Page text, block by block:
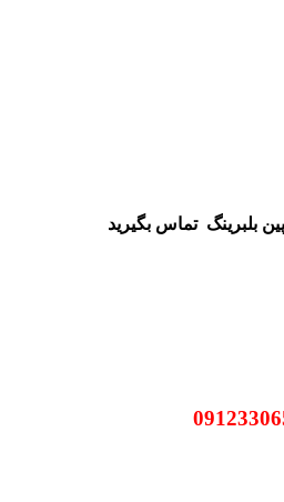
بلبرینگ تماس بگیرید